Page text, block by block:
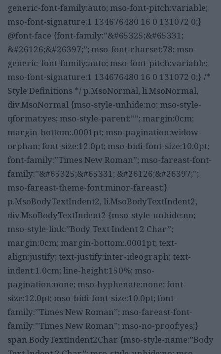
generic-font-family:auto; mso-font-pitch:variable;
mso-font-signature:1 134676480 16 0 131072 0;}
@font-face {font-family:”&#65325;&#65331;
&#26126;&#26397;”; mso-font-charset:78; mso-
generic-font-family:auto; mso-font-pitch:variable;
mso-font-signature:1 134676480 16 0 131072 0;} /*
Style Definitions */ p.MsoNormal, li.MsoNormal,
div.MsoNormal {mso-style-unhide:no; mso-style-
qformat:yes; mso-style-parent:””; margin:0cm;
margin-bottom:.0001pt; mso-pagination:widow-
orphan; font-size:12.0pt; mso-bidi-font-size:10.0pt;
font-family:”Times New Roman”; mso-fareast-font-
family:”&#65325;&#65331; &#26126;&#26397;”;
mso-fareast-theme-font:minor-fareast;}
p.MsoBodyTextIndent2, li.MsoBodyTextIndent2,
div.MsoBodyTextIndent2 {mso-style-unhide:no;
mso-style-link:”Body Text Indent 2 Char”;
margin:0cm; margin-bottom:.0001pt; text-
align:justify; text-justify:inter-ideograph; text-
indent:1.0cm; line-height:150%; mso-
pagination:none; mso-hyphenate:none; font-
size:12.0pt; mso-bidi-font-size:10.0pt; font-
family:”Times New Roman”; mso-fareast-font-
family:”Times New Roman”; mso-no-proof:yes;}
span.BodyTextIndent2Char {mso-style-name:”Body